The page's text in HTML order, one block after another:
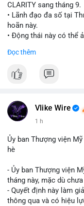
CLARITY sang tháng 9.
• Lãnh đạo đa số tại
hoãn này.
• Động thái này có thể
📰 Nguồn:
Đọc thêm
Vlike Wire
1 h
Ủy ban Thượng viện
hè
- Ủy ban Thượng viện
tháng này, mặc dù
- Quyết định này làm
thông qua và có hiệu